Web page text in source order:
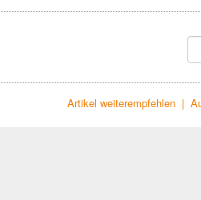
Artikel weiterempfehlen |